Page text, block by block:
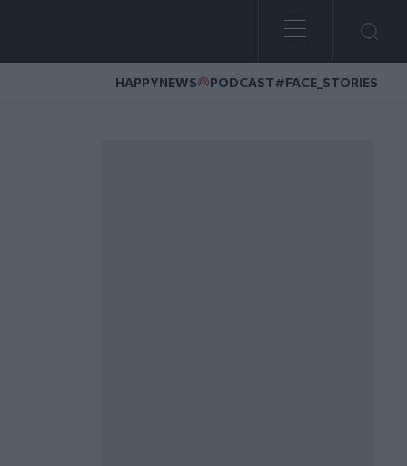
HAPPYNEWS PODCAST#FACE_STORIES